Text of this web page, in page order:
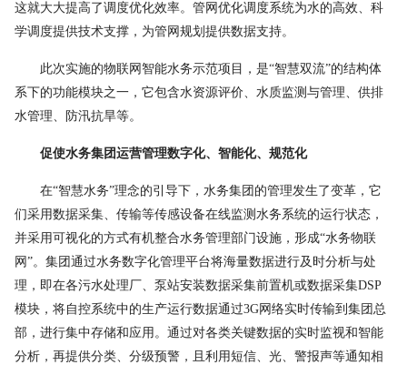
这就大大提高了调度优化效率。管网优化调度系统为水的高效、科
学调度提供技术支撑，为管网规划提供数据支持。
此次实施的物联网智能水务示范项目，是“智慧双流”的结构体
系下的功能模块之一，它包含水资源评价、水质监测与管理、供排
水管理、防汛抗旱等。
促使水务集团运营管理数字化、智能化、规范化
在“智慧水务”理念的引导下，水务集团的管理发生了变革，它
们采用数据采集、传输等传感设备在线监测水务系统的运行状态，
并采用可视化的方式有机整合水务管理部门设施，形成“水务物联
网”。集团通过水务数字化管理平台将海量数据进行及时分析与处
理，即在各污水处理厂、泵站安装数据采集前置机或数据采集DSP
模块，将自控系统中的生产运行数据通过3G网络实时传输到集团总
部，进行集中存储和应用。通过对各类关键数据的实时监视和智能
分析，再提供分类、分级预警，且利用短信、光、警报声等通知相